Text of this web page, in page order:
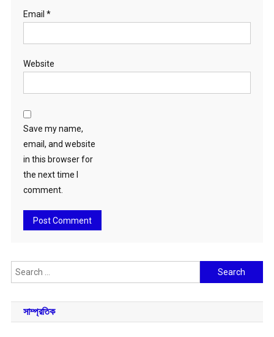
Email *
Website
Save my name,
email, and website
in this browser for
the next time I
comment.
Search
for:
সাম্প্রতিক